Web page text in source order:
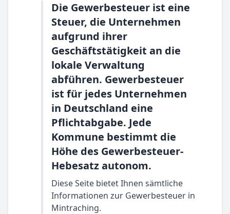
Die Gewerbesteuer ist eine
Steuer, die Unternehmen
aufgrund ihrer
Geschäftstätigkeit an die
lokale Verwaltung
abführen. Gewerbesteuer
ist für jedes Unternehmen
in Deutschland eine
Pflichtabgabe. Jede
Kommune bestimmt die
Höhe des Gewerbesteuer-
Hebesatz autonom.
Diese Seite bietet Ihnen sämtliche
Informationen zur Gewerbesteuer in
Mintraching.